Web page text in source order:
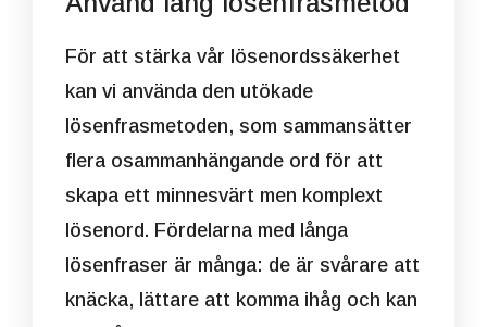
För att stärka vår lösenordssäkerhet
kan vi använda den utökade
lösenfrasmetoden, som sammansätter
flera osammanhängande ord för att
skapa ett minnesvärt men komplext
lösenord. Fördelarna med långa
lösenfraser är många: de är svårare att
knäcka, lättare att komma ihåg och kan